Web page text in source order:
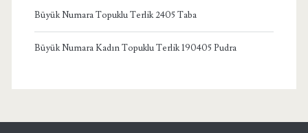
Büyük Numara Topuklu Terlik 2405 Taba
Büyük Numara Kadın Topuklu Terlik 190405 Pudra